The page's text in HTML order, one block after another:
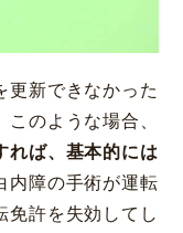
更新できなかった
のような場合、
れば、基本的には
内障の手術が運転
免許を失効してし